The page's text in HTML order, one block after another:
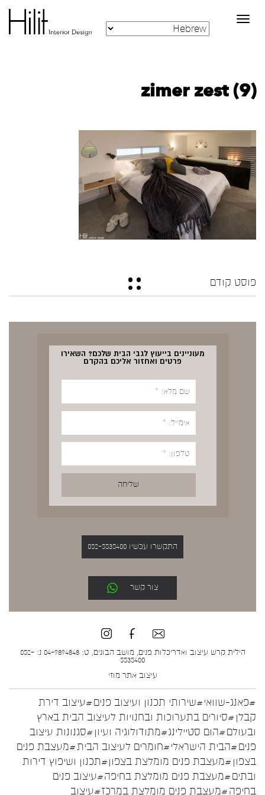
Toggle
navigation
zimer zest (9)
פוסט קודם
מעוניינים בייעוץ לגבי הבית שלכם? השאירו
פרטים ואחזור אליכם בהקדם
התקשרו עכשיו 052-5535400
צור קשר
הילית קרש עיצוב ואדריכלות פנים, מושב הבונים, ט: 04-9894848 נ: 052-
5535400
עיצוב אתר מוזי
#פאנג-שוואי#שירותי תכנון ועיצוב פנים#עיצוב דירת
קבלן #סיורים בתערוכות ובחנויות לעיצוב הבית בארץ
ובעולם#הום סטיילינג#מתודולוגיה ועיון #סגנונות עיצוב
פנים#הבית הישראלי#חומרים לעיצוב הבית#מעצבת פנים
בצפון #מעצבת פנים מומלצת בצפון#תכנון ושיפוץ דירות
ובתים#מעצבת פנים מומלצת בחיפה#עיצוב פנים
בחיפה#מעצבת פנים מומלצת במרכז#עיצוב